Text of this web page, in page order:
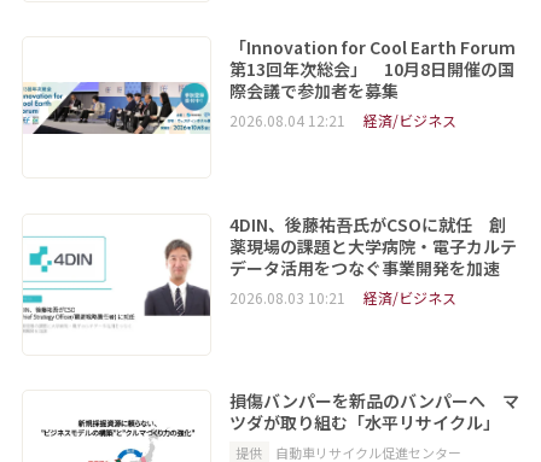
「Innovation for Cool Earth Forum
第13回年次総会」 10月8日開催の国
際会議で参加者を募集
2026.08.04 12:21 経済/ビジネス
4DIN、後藤祐吾氏がCSOに就任 創
薬現場の課題と大学病院・電子カルテ
データ活用をつなぐ事業開発を加速
2026.08.03 10:21 経済/ビジネス
損傷バンパーを新品のバンパーへ マ
ツダが取り組む「水平リサイクル」
提供 自動車リサイクル促進センター